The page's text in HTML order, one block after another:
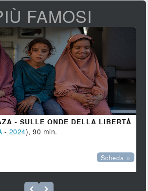
FAMOSI
- SULLE ONDE DELLA LIBERTÀ
- 2024), 90 min.
Scheda »